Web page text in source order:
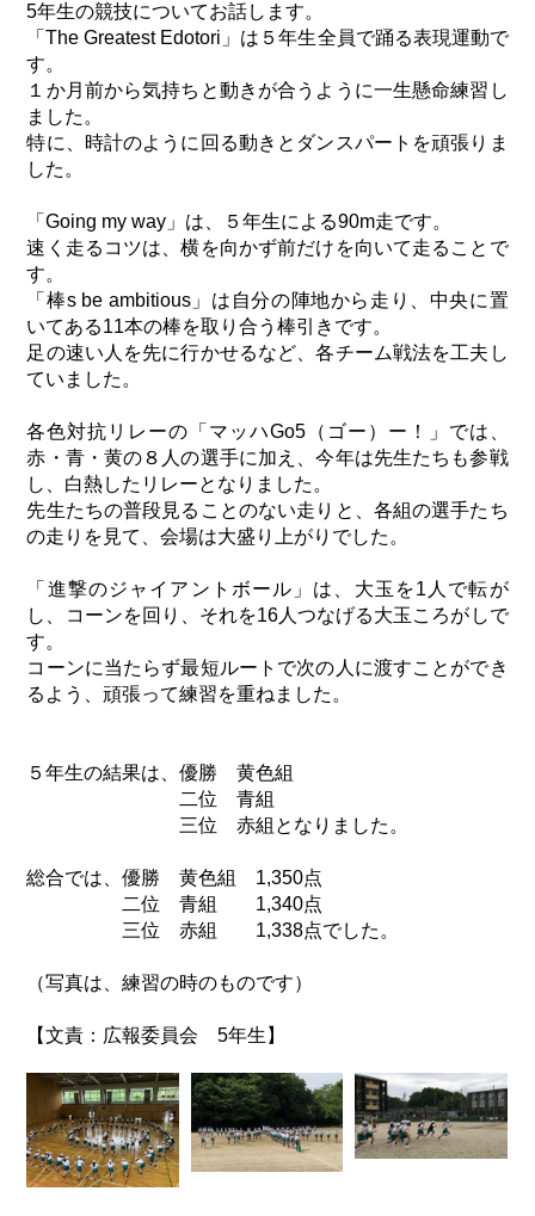
5年生の競技についてお話します。
「The Greatest Edotori」は５年生全員で踊る表現運動で
す。
１か月前から気持ちと動きが合うように一生懸命練習し
ました。
特に、時計のように回る動きとダンスパートを頑張りま
した。
「Going my way」は、５年生による90m走です。
速く走るコツは、横を向かず前だけを向いて走ることで
す。
「棒s be ambitious」は自分の陣地から走り、中央に置
いてある11本の棒を取り合う棒引きです。
足の速い人を先に行かせるなど、各チーム戦法を工夫し
ていました。
各色対抗リレーの「マッハGo5（ゴー）ー！」では、
赤・青・黄の８人の選手に加え、今年は先生たちも参戦
し、白熱したリレーとなりました。
先生たちの普段見ることのない走りと、各組の選手たち
の走りを見て、会場は大盛り上がりでした。
「進撃のジャイアントボール」は、大玉を1人で転が
し、コーンを回り、それを16人つなげる大玉ころがしで
す。
コーンに当たらず最短ルートで次の人に渡すことができ
るよう、頑張って練習を重ねました。
５年生の結果は、優勝 黄色組
二位 青組
三位 赤組となりました。
総合では、優勝 黄色組 1,350点
二位 青組 1,340点
三位 赤組 1,338点でした。
（写真は、練習の時のものです）
【文責：広報委員会 5年生】